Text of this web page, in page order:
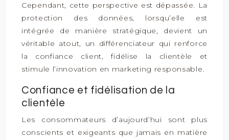
Cependant, cette perspective est dépassée. La
protection des données, lorsqu’elle est
intégrée de manière stratégique, devient un
véritable atout, un différenciateur qui renforce
la confiance client, fidélise la clientèle et
stimule l’innovation en marketing responsable.
Confiance et fidélisation de la
clientèle
Les consommateurs d’aujourd’hui sont plus
conscients et exigeants que jamais en matière